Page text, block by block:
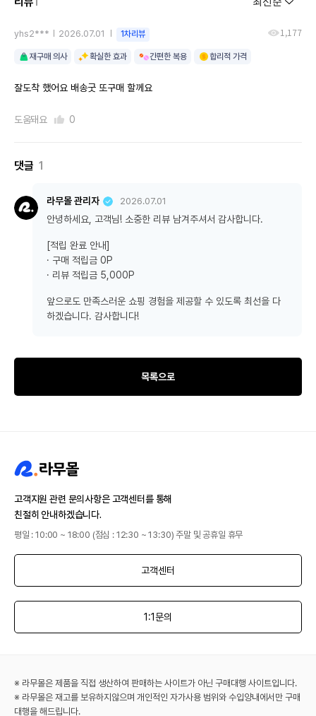
yhs2*** 2026.07.01 1차리뷰 1,177
재구매 의사 확실한 효과 간편한 복용 합리적 가격
잘도착 했어요 배송굿 또구매 할께요
도움돼요 0
댓글 1
라무몰 관리자 2026.07.01
안녕하세요, 고객님! 소중한 리뷰 남겨주셔서 감사합니다.
[적립 완료 안내]
· 구매 적립금 0P
· 리뷰 적립금 5,000P
앞으로도 만족스러운 쇼핑 경험을 제공할 수 있도록 최선을 다
하겠습니다. 감사합니다!
목록으로
고객지원 관련 문의사항은 고객센터를 통해
친절히 안내하겠습니다.
평일 : 10:00 ~ 18:00 (점심 : 12:30 ~ 13:30) 주말 및 공휴일 휴무
고객센터
1:1문의
※ 라무몰은 제품을 직접 생산하여 판매하는 사이트가 아닌 구매대행 사이트입니다.
※ 라무몰은 재고를 보유하지않으며 개인적인 자가사용 범위와 수입양내에서만 구매
대행을 해드립니다.